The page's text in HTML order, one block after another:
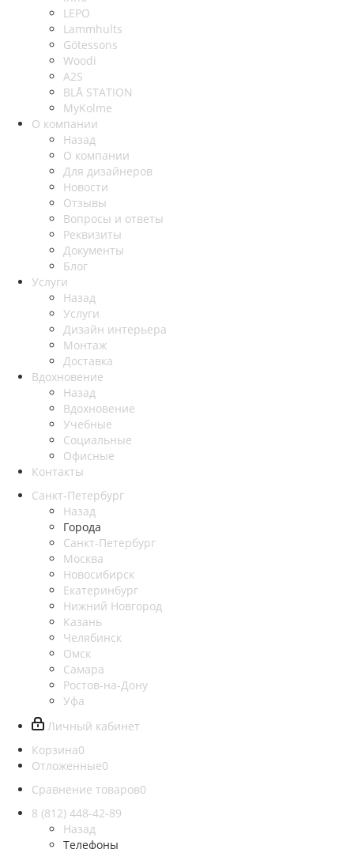
LEPO
Lammhults
Götessons
Woodi
A2S
BLÅ STATION
MyKolme
О компании
Назад
О компании
Для дизайнеров
Новости
Отзывы
Вопросы и ответы
Реквизиты
Документы
Блог
Услуги
Назад
Услуги
Дизайн интерьера
Монтаж
Доставка
Вдохновение
Назад
Вдохновение
Учебные
Социальные
Офисные
Контакты
Санкт-Петербург
Назад
Города
Санкт-Петербург
Москва
Новосибирск
Екатеринбург
Нижний Новгород
Казань
Челябинск
Омск
Самара
Ростов-на-Дону
Уфа
Личный кабинет
Корзина0
Отложенные0
Сравнение товаров0
8 (812) 448-42-89
Назад
Телефоны